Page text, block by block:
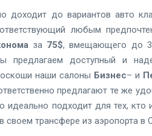
доходит до вариантов авто
любым
за 75$, вмещающего до 3
предлагаем доступный и
наши салоны Бизнес– и
предлагают те же
идеально подходит для тех,
своем трансфере из аэропорта в